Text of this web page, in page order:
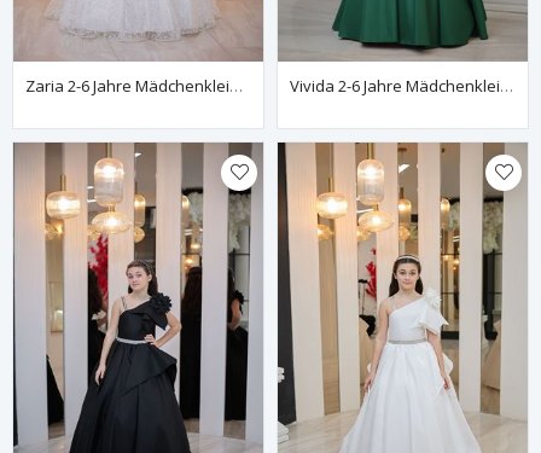
Zaria 2-6 Jahre Mädchenkleid 20130 Cremeweiß Vivida 2-6 Jahre Mädchenkleid 20137 Grün